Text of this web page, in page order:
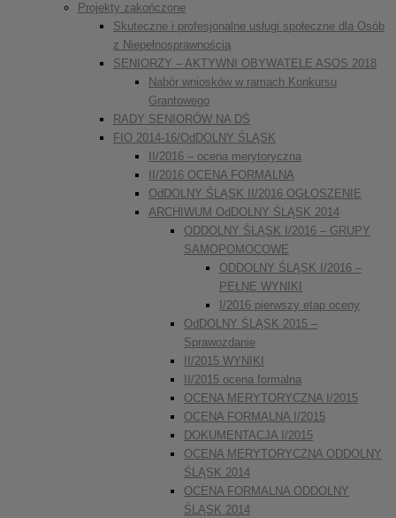
Projekty zakończone
Skuteczne i profesjonalne usługi społeczne dla Osób
z Niepełnosprawnością
SENIORZY – AKTYWNI OBYWATELE ASOS 2018
Nabór wniosków w ramach Konkursu
Grantowego
RADY SENIORÓW NA DŚ
FIO 2014-16/OdDOLNY ŚLĄSK
II/2016 – ocena merytoryczna
II/2016 OCENA FORMALNA
OdDOLNY ŚLĄSK II/2016 OGŁOSZENIE
ARCHIWUM OdDOLNY ŚLĄSK 2014
ODDOLNY ŚLĄSK I/2016 – GRUPY
SAMOPOMOCOWE
ODDOLNY ŚLĄSK I/2016 –
PEŁNE WYNIKI
I/2016 pierwszy etap oceny
OdDOLNY ŚLĄSK 2015 –
Sprawozdanie
II/2015 WYNIKI
II/2015 ocena formalna
OCENA MERYTORYCZNA I/2015
OCENA FORMALNA I/2015
DOKUMENTACJA I/2015
OCENA MERYTORYCZNA ODDOLNY
ŚLĄSK 2014
OCENA FORMALNA ODDOLNY
ŚLĄSK 2014